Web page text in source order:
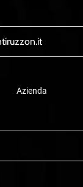
Azienda